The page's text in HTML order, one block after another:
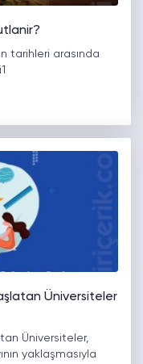
tarihleri arasında
Üniversiteler
Üniversiteler,
yaklaşmasıyla